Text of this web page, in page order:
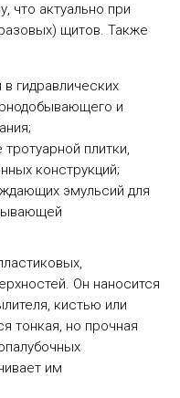
что актуально при
щитов. Также
гидравлических
и
плитки,
конструкций;
эмульсий для
Он наносится
кистью или
тонкая, но прочная
им